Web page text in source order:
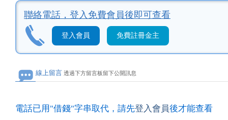
聯絡電話， 登入免費會員後即可查看
登入會員 免費註冊金主
線上留言 透過下方留言板留下公開訊息
電話已用"借錢"字串取代，請先登入會員後才能查看